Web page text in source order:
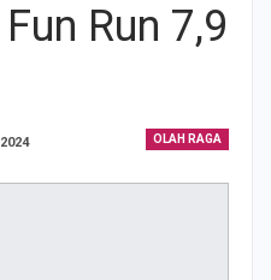
Run 7,9
OLAH RAGA